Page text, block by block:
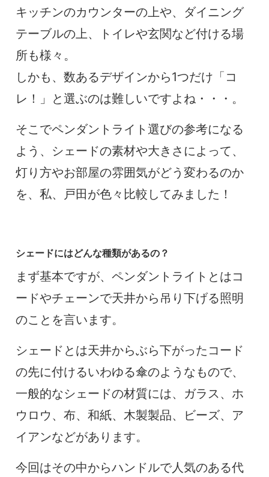
キッチンのカウンターの上や、ダイニング
テーブルの上、トイレや玄関など付ける場
所も様々。
しかも、数あるデザインから1つだけ「コ
レ！」と選ぶのは難しいですよね・・・。
そこでペンダントライト選びの参考になる
よう、シェードの素材や大きさによって、
灯り方やお部屋の雰囲気がどう変わるのか
を、私、戸田が色々比較してみました！
シェードにはどんな種類があるの？
まず基本ですが、ペンダントライトとはコ
ードやチェーンで天井から吊り下げる照明
のことを言います。
シェードとは天井からぶら下がったコード
の先に付けるいわゆる傘のようなもので、
一般的なシェードの材質には、ガラス、ホ
ウロウ、布、和紙、木製製品、ビーズ、ア
イアンなどがあります。
今回はその中からハンドルで人気のある代